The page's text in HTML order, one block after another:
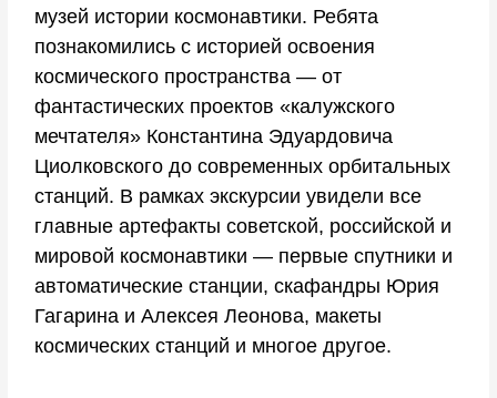
музей истории космонавтики. Ребята
познакомились с историей освоения
космического пространства — от
фантастических проектов «калужского
мечтателя» Константина Эдуардовича
Циолковского до современных орбитальных
станций. В рамках экскурсии увидели все
главные артефакты советской, российской и
мировой космонавтики — первые спутники и
автоматические станции, скафандры Юрия
Гагарина и Алексея Леонова, макеты
космических станций и многое другое.